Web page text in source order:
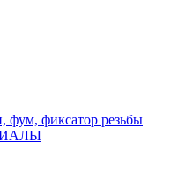
фум, фиксатор резьбы